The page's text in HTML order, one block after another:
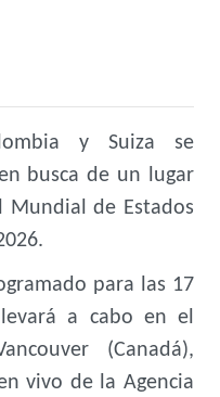
y Suiza se
busca de un lugar
Mundial de Estados
para las 17
a cabo en el
(Canadá),
vivo de la Agencia